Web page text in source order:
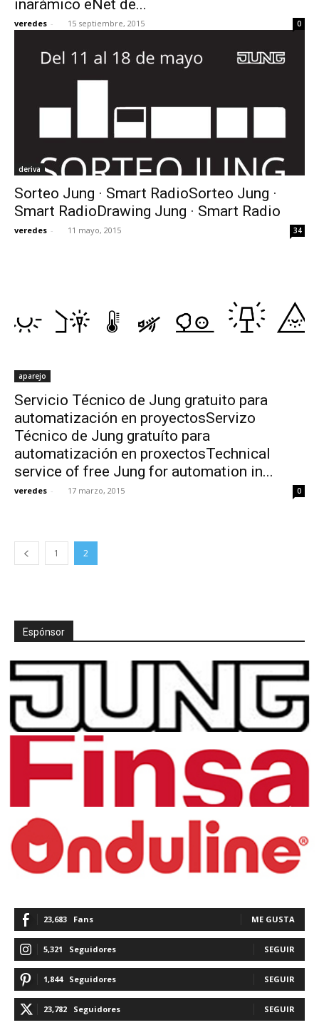
inarámico eNet de...
veredes - 15 septiembre, 2015 0
deriva
Sorteo Jung · Smart RadioSorteo Jung ·
Smart RadioDrawing Jung · Smart Radio
veredes - 11 mayo, 2015 34
aparejo
Servicio Técnico de Jung gratuito para
automatización en proyectosServizo
Técnico de Jung gratuíto para
automatización en proxectosTechnical
service of free Jung for automation in...
veredes - 17 marzo, 2015 0
1 2
Espónsor
23,683 Fans ME GUSTA
5,321 Seguidores SEGUIR
1,844 Seguidores SEGUIR
23,782 Seguidores SEGUIR